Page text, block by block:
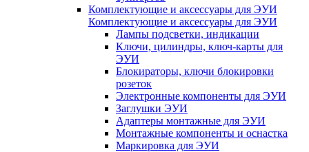
Комплектующие и аксессуары для ЭУИ
Комплектующие и аксессуары для ЭУИ
Лампы подсветки, индикации
Ключи, цилиндры, ключ-карты для
ЭУИ
Блокираторы, ключи блокировки
розеток
Электронные компоненты для ЭУИ
Заглушки ЭУИ
Адаптеры монтажные для ЭУИ
Монтажные компоненты и оснастка
Маркировка для ЭУИ